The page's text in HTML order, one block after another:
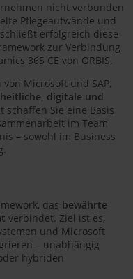
nicht verbunden
Pflegeaufwände und
schließt erfolgreich diese
zur Verbindung
365 CE von ORBIS.
Microsoft und SAP,
digitale und
schaffen Sie eine Basis
im Team
– sowohl im Business
das bewährte
verbindet. Ziel ist es,
und Microsoft
– unabhängig
hybriden